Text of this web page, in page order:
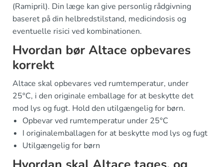
(Ramipril). Din læge kan give personlig rådgivning
baseret på din helbredstilstand, medicindosis og
eventuelle risici ved kombinationen.
Hvordan bør Altace opbevares
korrekt
Altace skal opbevares ved rumtemperatur, under
25°C, i den originale emballage for at beskytte det
mod lys og fugt. Hold den utilgængelig for børn.
Opbevar ved rumtemperatur under 25°C
I originalemballagen for at beskytte mod lys og fugt
Utilgængelig for børn